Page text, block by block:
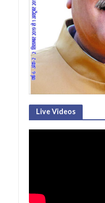
Live Videos